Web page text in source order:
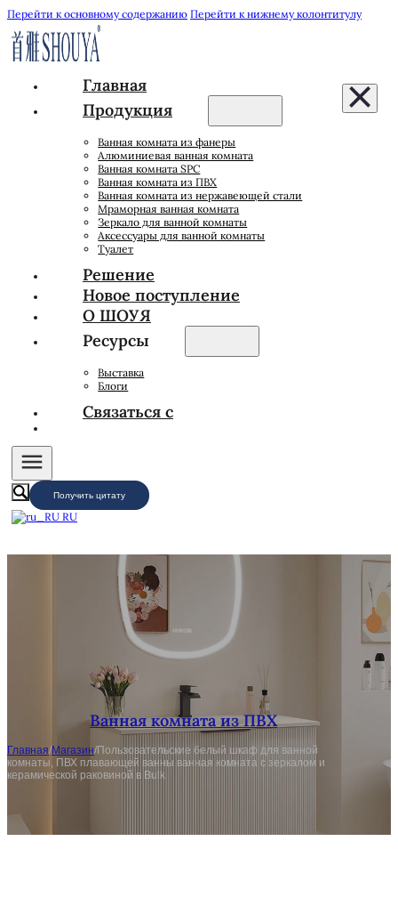
Перейти к основному содержанию Перейти к нижнему колонтитулу
Главная
Продукция
Ванная комната из фанеры
Алюминиевая ванная комната
Ванная комната SPC
Ванная комната из ПВХ
Ванная комната из нержавеющей стали
Мраморная ванная комната
Зеркало для ванной комнаты
Аксессуары для ванной комнаты
Туалет
Решение
Новое поступление
О ШОУЯ
Ресурсы
Выставка
Блоги
Связаться с
Получить цитату
RU
Ванная комната из ПВХ
Главная/Магазин/Пользовательские белый шкаф для ванной
комнаты, ПВХ плавающей ванны ванная комната с зеркалом и
керамической раковиной в Bulk